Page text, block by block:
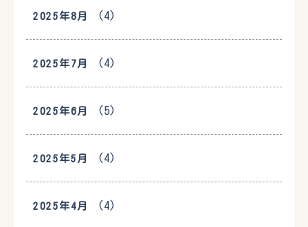
2025年8月 (4)
2025年7月 (4)
2025年6月 (5)
2025年5月 (4)
2025年4月 (4)